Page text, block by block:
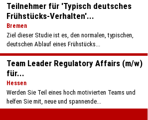
Teilnehmer für 'Typisch deutsches
Frühstücks-Verhalten'...
Bremen
Ziel dieser Studie ist es, den normalen, typischen,
deutschen Ablauf eines Frühstücks...
Team Leader Regulatory Affairs (m/w)
für...
Hessen
Werden Sie Teil eines hoch motivierten Teams und
helfen Sie mit, neue und spannende...